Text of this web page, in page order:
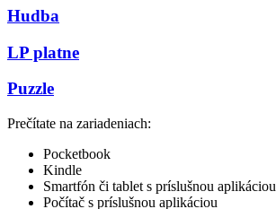
Hudba
LP platne
Puzzle
Prečítate na zariadeniach:
Pocketbook
Kindle
Smartfón či tablet s príslušnou aplikáciou
Počítač s príslušnou aplikáciou